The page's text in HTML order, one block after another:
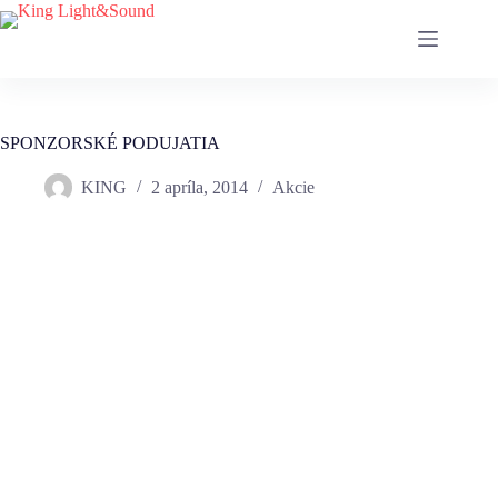
SPONZORSKÉ PODUJATIA
KING 2 apríla, 2014 Akcie